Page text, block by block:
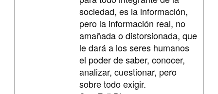
sociedad, es la información,
pero la información real, no
amañada o distorsionada, que
le dará a los seres humanos
el poder de saber, conocer,
analizar, cuestionar, pero
sobre todo exigir.